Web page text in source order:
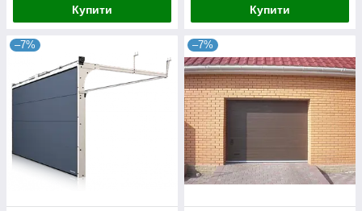
Купити Купити
–7% –7%